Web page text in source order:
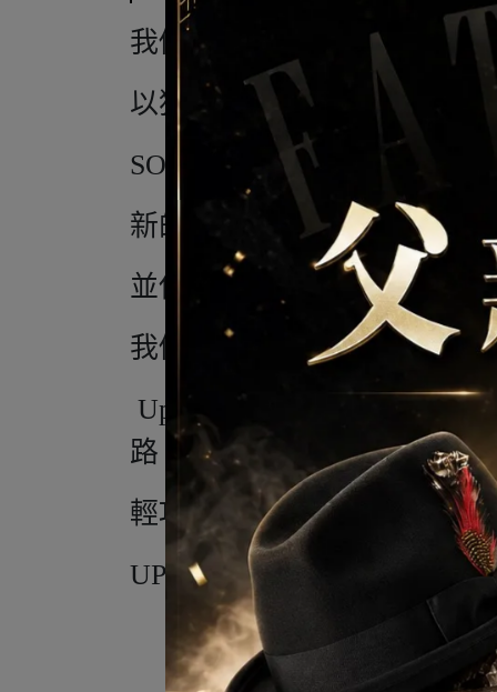
我們的TRLCap以重新設計
以獲得更多的空氣流通，從
SOFTcurved邊緣和前面板
新的襯裡和整合頭帶專為減
並使用COOLmatic | PLUS
我們的MACKmesh是經典卡
UpDown標誌的靈感來自復
路。
輕巧、快速乾燥、效能就緒
UPF +40保護。